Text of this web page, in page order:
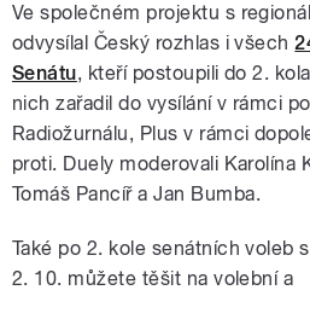
Ve společném projektu s
odvysílal Český rozhlas i všech
Senátu, kteří postoupili do 2.
nich zařadil do vysílání v rámci
Radiožurnálu, Plus v rámci
proti. Duely moderovali Karolína
Tomáš Pancíř a Jan Bumba.
Také po 2. kole senátních voleb
2. 10. můžete těšit na volební a